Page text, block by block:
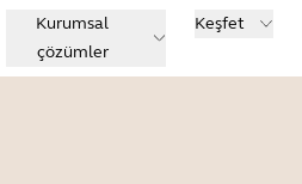
Kurumsal
çözümler
Keşfet